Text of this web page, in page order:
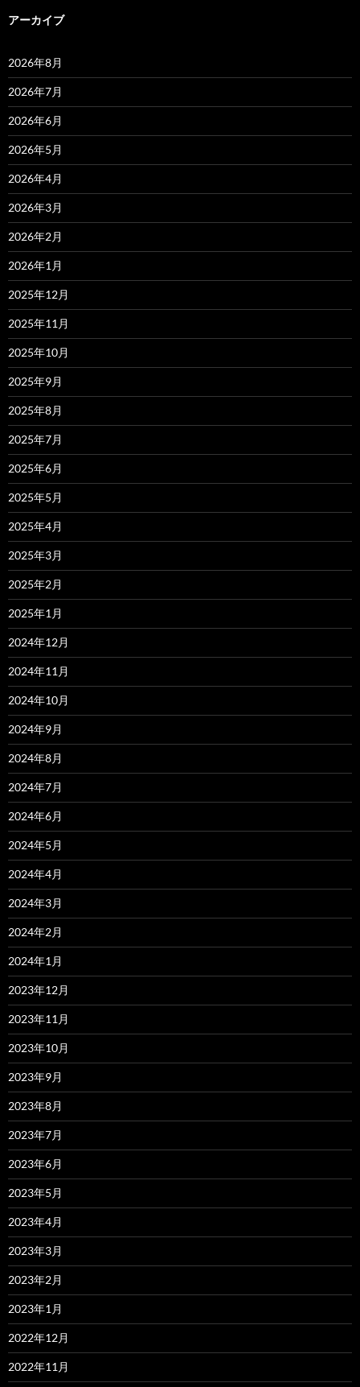
アーカイブ
2026年8月
2026年7月
2026年6月
2026年5月
2026年4月
2026年3月
2026年2月
2026年1月
2025年12月
2025年11月
2025年10月
2025年9月
2025年8月
2025年7月
2025年6月
2025年5月
2025年4月
2025年3月
2025年2月
2025年1月
2024年12月
2024年11月
2024年10月
2024年9月
2024年8月
2024年7月
2024年6月
2024年5月
2024年4月
2024年3月
2024年2月
2024年1月
2023年12月
2023年11月
2023年10月
2023年9月
2023年8月
2023年7月
2023年6月
2023年5月
2023年4月
2023年3月
2023年2月
2023年1月
2022年12月
2022年11月